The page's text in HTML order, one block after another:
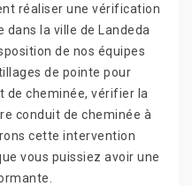
réaliser une vérification
la ville de Landeda
de nos équipes
de pointe pour
de cheminée, vérifier la
conduit de cheminée à
cette intervention
vous puissiez avoir une